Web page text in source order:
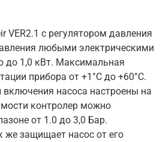
VER2.1 с регулятором давления
любыми электрическими
до 1,0 кВт. Максимальная
прибора от +1°С до +60°С.
включения насоса настроены на
контролер можно
от 1.0 до 3,0 Бар.
же защищает насос от его